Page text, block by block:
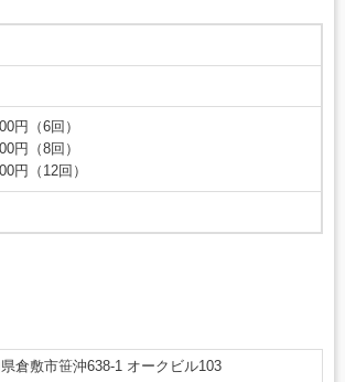
円（6回）
円（8回）
円（12回）
倉敷市笹沖638-1 オークビル103